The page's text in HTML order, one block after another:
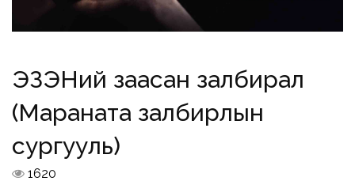
ЭЗЭНий заасан залбирал
(Мараната залбирлын
сургууль)
1620